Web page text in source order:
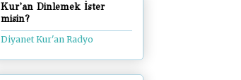
Kur'an Dinlemek İster
misin?
Diyanet Kur'an Radyo